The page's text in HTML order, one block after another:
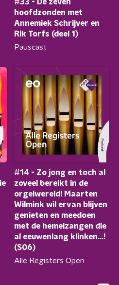
#33 - De zeven
hoofdzonden met
Annemiek Schrijver en
Rik Torfs (deel 1)
Pauscast
#14 - Zo jong en toch al
zoveel bereikt in de
orgelwereld! Maarten
Wilmink wil ervan blijven
genieten en meedoen
met de hemelzangen die
al eeuwenlang klinken...!
(S06)
Alle Registers Open